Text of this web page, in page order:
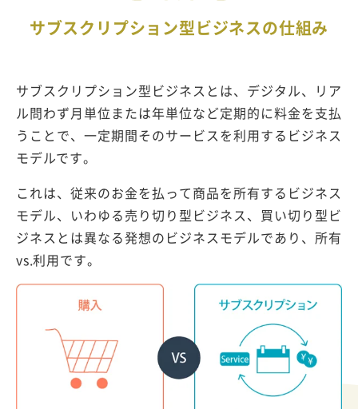
サブスクリプション型ビジネスの仕組み
サブスクリプション型ビジネスとは、デジタル、リア
ル問わず月単位または年単位など定期的に料金を支払
うことで、一定期間そのサービスを利用するビジネス
モデルです。
これは、従来のお金を払って商品を所有するビジネス
モデル、いわゆる売り切り型ビジネス、買い切り型ビ
ジネスとは異なる発想のビジネスモデルであり、所有
vs.利用です。